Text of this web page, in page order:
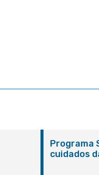
Programa
cuidados